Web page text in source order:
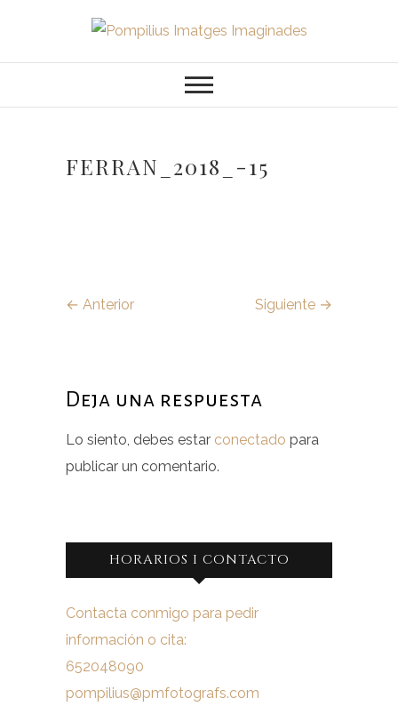
contenido
Pompilius
Imatges
Imaginades
FERRAN_2018_-15
← Anterior Siguiente →
Deja una respuesta
Lo siento, debes estar conectado para
publicar un comentario.
HORARIOS I CONTACTO
Contacta conmigo para pedir
información o cita:
652048090
pompilius@pmfotografs.com